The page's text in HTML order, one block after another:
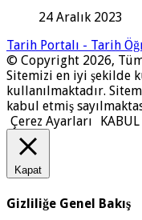
24 Aralık 2023
Tarih Portalı - Tarih
© Copyright 2026, Tüm
Sitemizi en iyi şekilde
kullanılmaktadır.
kabul etmiş
Çerez Ayarları
Kapat
Gizliliğe Genel Bakış